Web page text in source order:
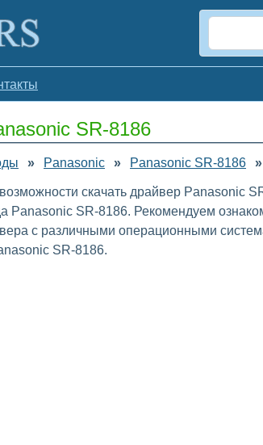
SR-8186
» Panasonic » Panasonic SR-8186 »
скачать драйвер Panasonic
Panasonic SR-8186. Рекомендуем
с различными операционными
SR-8186.